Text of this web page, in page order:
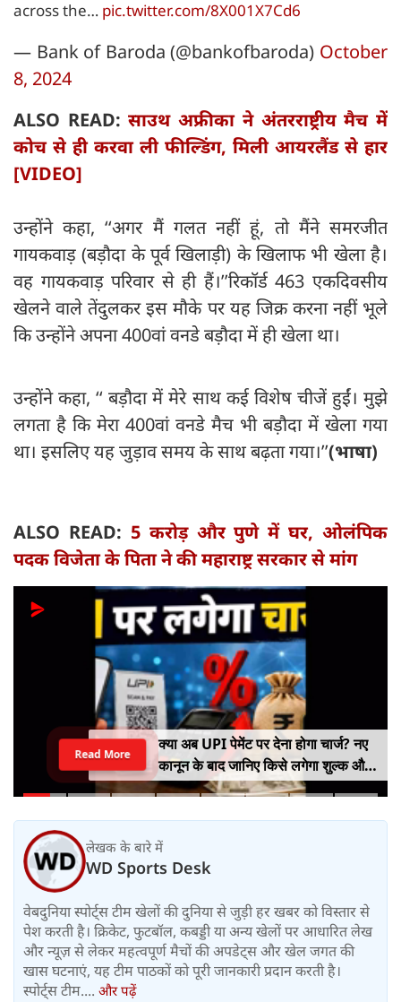
across the… pic.twitter.com/8X001X7Cd6
— Bank of Baroda (@bankofbaroda) October
8, 2024
ALSO READ:साउथ अफ्रीका ने अंतरराष्ट्रीय मैच में
कोच से ही करवा ली फील्डिंग, मिली आयरलैंड से हार
[VIDEO]
उन्होंने कहा, ‘‘अगर मैं गलत नहीं हूं, तो मैंने समरजीत
गायकवाड़ (बड़ौदा के पूर्व खिलाड़ी) के खिलाफ भी खेला है।
वह गायकवाड़ परिवार से ही हैं।’’रिकॉर्ड 463 एकदिवसीय
खेलने वाले तेंदुलकर इस मौके पर यह जिक्र करना नहीं भूले
कि उन्होंने अपना 400वां वनडे बड़ौदा में ही खेला था।
उन्होंने कहा, ‘‘ बड़ौदा में मेरे साथ कई विशेष चीजें हुईं। मुझे
लगता है कि मेरा 400वां वनडे मैच भी बड़ौदा में खेला गया
था। इसलिए यह जुड़ाव समय के साथ बढ़ता गया।’’(भाषा)
ALSO READ: 5 करोड़ और पुणे में घर, ओलंपिक
पदक विजेता के पिता ने की महाराष्ट्र सरकार से मांग
क्या अब UPI पेमेंट पर देना होगा चार्ज? नए
कानून के बाद जानिए किसे लगेगा शुल्क और
किसे नहीं
Read More
लेखक के बारे में
WD Sports Desk
वेबदुनिया स्पोर्ट्स टीम खेलों की दुनिया से जुड़ी हर खबर को विस्तार से
पेश करती है। क्रिकेट, फुटबॉल, कबड्डी या अन्य खेलों पर आधारित लेख
और न्यूज़ से लेकर महत्वपूर्ण मैचों की अपडेट्स और खेल जगत की
खास घटनाएं, यह टीम पाठकों को पूरी जानकारी प्रदान करती है।
स्पोर्ट्स टीम.... और पढ़ें